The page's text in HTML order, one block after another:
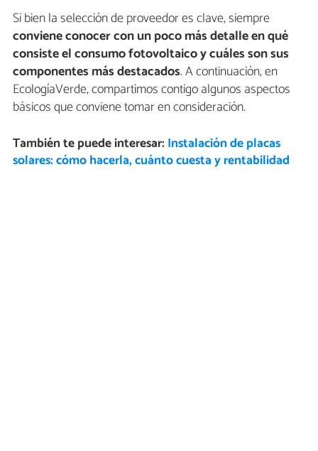
Si bien la selección de proveedor es clave, siempre
conviene conocer con un poco más detalle en qué
consiste el consumo fotovoltaico y cuáles son sus
componentes más destacados. A continuación, en
EcologíaVerde, compartimos contigo algunos aspectos
básicos que conviene tomar en consideración.
También te puede interesar: Instalación de placas
solares: cómo hacerla, cuánto cuesta y rentabilidad